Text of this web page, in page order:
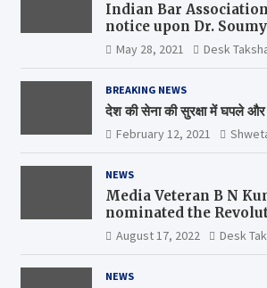
Indian Bar
notice upon Dr.
Swaminathan, the
WHO
May 28, 2021 Desk
BREAKING NEWS
देश की सेना की सुरक्षा में घपले और
February 12, 2021
NEWS
Media Veteran B N
nominated the
Comrade Shiv Varma
2022-23
August 17, 2022 Desk
NEWS